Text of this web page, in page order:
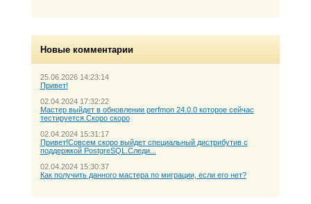
Новые комментарии
25.06.2026 14:23:14
Привет!
02.04.2024 17:32:22
Мастер выйдет в обновлении perfmon 24.0.0 которое сейчас
тестируется.Скоро скоро
02.04.2024 15:31:17
Привет!Совсем скоро выйдет специальный дистрибутив с
поддержкой PostgreSQL.Следи...
02.04.2024 15:30:37
Как получить данного мастера по миграции, если его нет?